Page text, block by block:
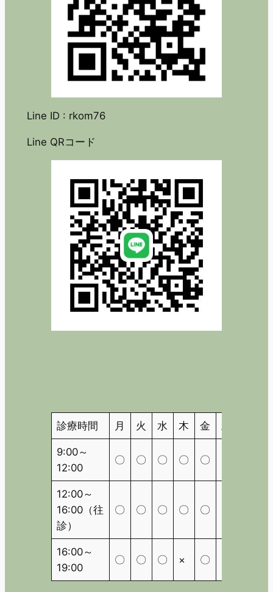
Line ID : rkom76
Line QRコード
診療時間 月 火 水 木 金
9:00～
12:00
〇 〇 〇 〇 〇
12:00～
16:00（往
診）
〇 〇 〇 〇 〇
16:00～
19:00
〇 〇 〇 × 〇